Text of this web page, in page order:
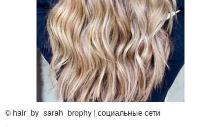
© hair_by_sarah_brophy | социальные сети